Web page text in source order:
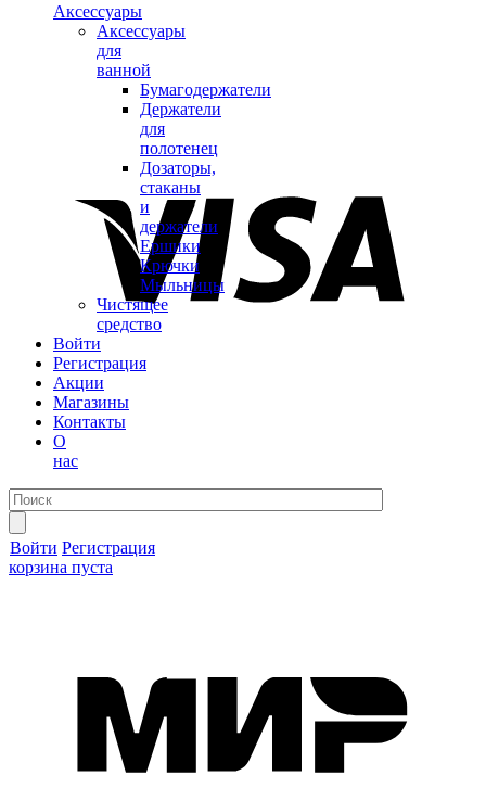
Аксессуары
Аксессуары
для
ванной
Бумагодержатели
Держатели
для
полотенец
Дозаторы,
стаканы
и
держатели
Ершики
Крючки
Мыльницы
Чистящее
средство
Войти
Регистрация
Акции
Магазины
Контакты
О
нас
Войти Регистрация
корзина пуста